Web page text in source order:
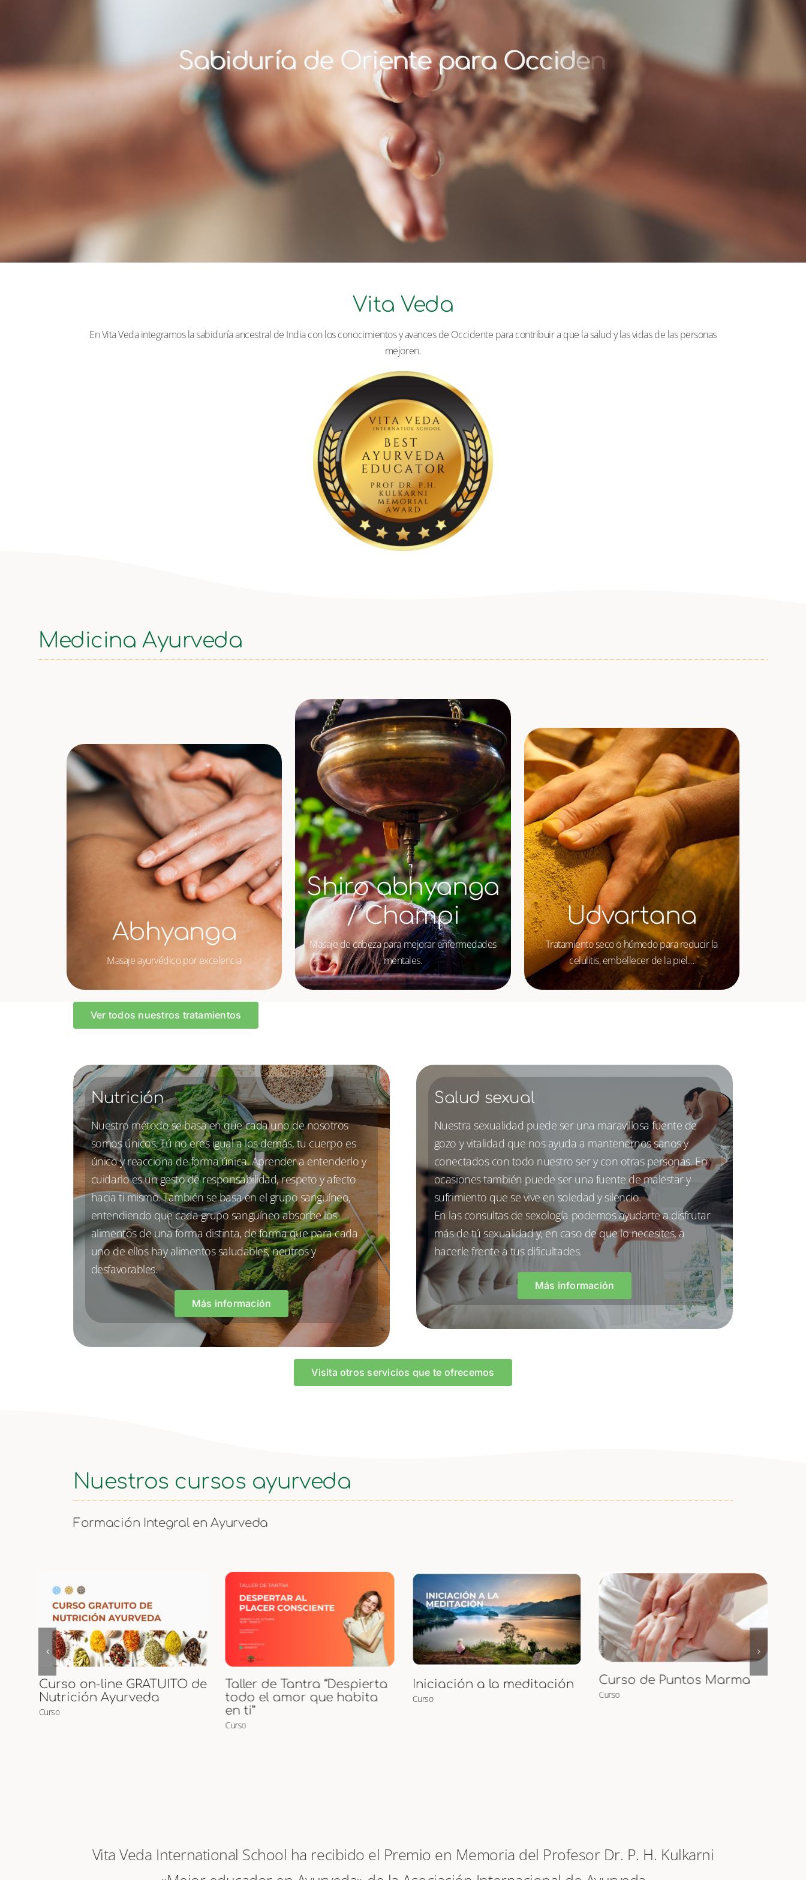
Vita Veda
En Vita Veda integramos la sabiduría ancestral de India con los conocimientos y avances de Occidente para contribuir a que la salud y las vidas de las personas
mejoren.
Medicina Ayurveda
Abhyanga
Masaje ayurvédico por excelencia
Shiro abhyanga
/ Champi
Masaje de cabeza para mejorar enfermedades
mentales.
Udvartana
Tratamiento seco o húmedo para reducir la
celulitis, embellecer de la piel…
Ver todos nuestros tratamientos
Nutrición
Nuestro método se basa en que cada uno de nosotros
somos únicos. Tú no eres igual a los demás, tu cuerpo es
único y reacciona de forma única. Aprender a entenderlo y
cuidarlo es un gesto de responsabilidad, respeto y afecto
hacia ti mismo. También se basa en el grupo sanguíneo,
entendiendo que cada grupo sanguíneo absorbe los
alimentos de una forma distinta, de forma que para cada
uno de ellos hay alimentos saludables, neutros y
desfavorables.
Más información
Salud sexual
Nuestra sexualidad puede ser una maravillosa fuente de
gozo y vitalidad que nos ayuda a mantenernos sanos y
conectados con todo nuestro ser y con otras personas. En
ocasiones también puede ser una fuente de malestar y
sufrimiento que se vive en soledad y silencio.
En las consultas de sexología podemos ayudarte a disfrutar
más de tú sexualidad y, en caso de que lo necesites, a
hacerle frente a tus dificultades.
Más información
Visita otros servicios que te ofrecemos
Nuestros cursos ayurveda
Formación Integral en Ayurveda
Taller de Tantra “Despierta
todo el amor que habita
en ti”
Iniciación a la meditación
Curso
Curso de Puntos Marma
Curso
Curso Presencial de
Maternidad Ayurveda y